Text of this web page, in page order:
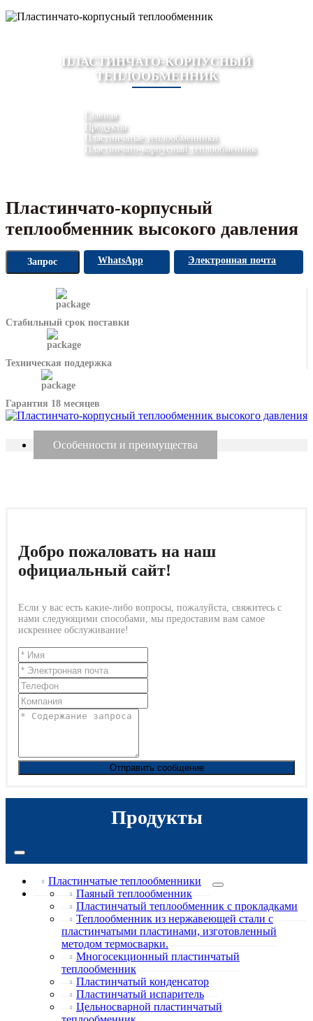
ПЛАСТИНЧАТО-КОРПУСНЫЙ
ТЕПЛООБМЕННИК
Главная
Продукты
Пластинчатые теплообменники
Пластинчато-корпусный теплообменник
Пластинчато-корпусный
теплообменник высокого давления
Запрос WhatsApp Электронная почта
Стабильный срок поставки
Техническая поддержка
Гарантия 18 месяцев
Особенности и преимущества
Добро пожаловать на наш
официальный сайт!
Если у вас есть какие-либо вопросы, пожалуйста, свяжитесь с
нами следующими способами, мы предоставим вам самое
искреннее обслуживание!
Отправить сообщение
Продукты
Пластинчатые теплообменники
Паяный теплообменник
Пластинчатый теплообменник с прокладками
Теплообменник из нержавеющей стали с
пластинчатыми пластинами, изготовленный
методом термосварки.
Многосекционный пластинчатый
теплообменник
Пластинчатый конденсатор
Пластинчатый испаритель
Цельносварной пластинчатый